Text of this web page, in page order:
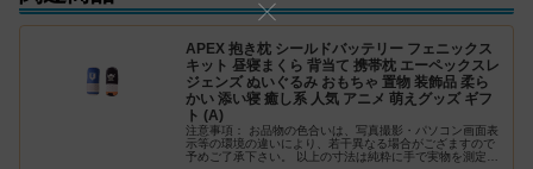
APEX 抱き枕 シールドバッテリー フェニックス
キット 昼寝まくら 背当て 携帯枕 エーペックスレ
ジェンズ ぬいぐるみ おもちゃ 置物 装飾品 柔ら
かい 添い寝 癒し系 人気 アニメ 萌えグッズ ギフ
ト (A)
注意事項： お品物の色合いは、写真撮影・パソコン画面表
示等の環境の違いにより、若干異なる場合がござますので
予めご了承下さい。 以上の寸法は純粋に手で実物を測定し